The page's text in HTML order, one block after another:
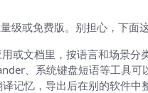
级或免费版。别担心，下面
或文档里，按语言和场景分类
、系统键盘短语等工具可
记忆，导出后在别的软件中